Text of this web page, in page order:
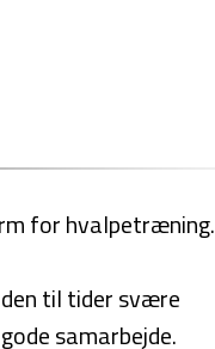
for hvalpetræning.
til tider svære
samarbejde.